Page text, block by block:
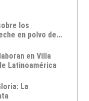
los
en polvo de
en Villa
Latinoamérica
La